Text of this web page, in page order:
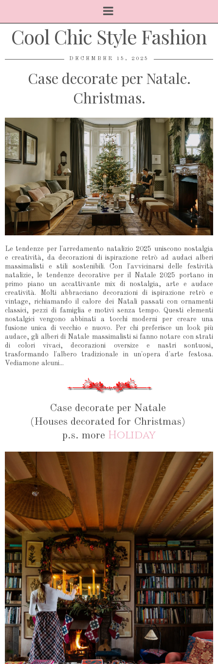
Cool Chic Style Fashion
DECEMBER 15, 2025
Case decorate per Natale.
Christmas.
Le tendenze per l'arredamento natalizio 2025 uniscono nostalgia
e creatività, da decorazioni di ispirazione retrò ad audaci alberi
massimalisti e stili sostenibili. Con l'avvicinarsi delle festività
natalizie, le tendenze decorative per il Natale 2025 portano in
primo piano un accattivante mix di nostalgia, arte e audace
creatività. Molti abbracciano decorazioni di ispirazione retrò e
vintage, richiamando il calore dei Natali passati con ornamenti
classici, pezzi di famiglia e motivi senza tempo. Questi elementi
nostalgici vengono abbinati a tocchi moderni per creare una
fusione unica di vecchio e nuovo. Per chi preferisce un look più
audace, gli alberi di Natale massimalisti si fanno notare con strati
di colori vivaci, decorazioni oversize e nastri sontuosi,
trasformando l'albero tradizionale in un'opera d'arte festosa.
Vediamone alcuni...
Case decorate per Natale
(Houses decorated for Christmas)
p.s. more Holiday